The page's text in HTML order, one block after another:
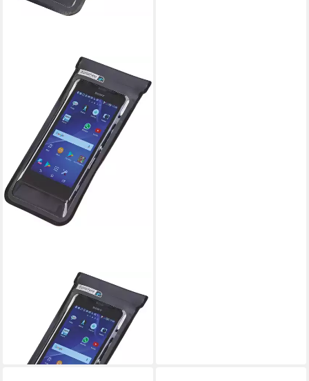
Smartphonetasche
ab 14,49 € UVP 18,89 €
lieferbar - in 6-8 Werktagen bei dir